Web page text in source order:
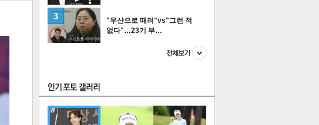
FOCUS
"우산으로 때려"vs"그런 적
없다"…23기 부…